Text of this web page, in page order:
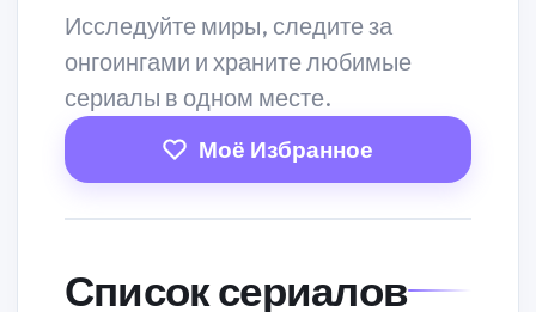
Исследуйте миры, следите за
онгоингами и храните любимые
сериалы в одном месте.
Моё Избранное
Список сериалов